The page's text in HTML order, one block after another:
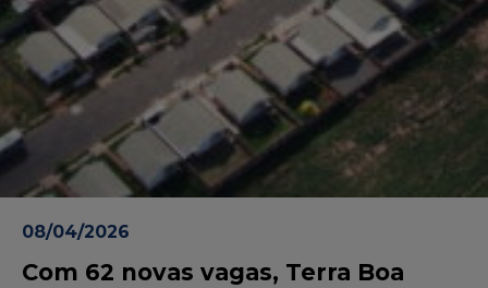
08/04/2026
Com 62 novas vagas, Terra Boa